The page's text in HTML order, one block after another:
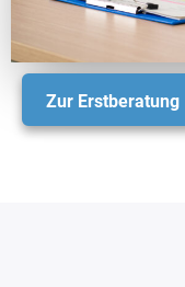
Zur Erstberatung